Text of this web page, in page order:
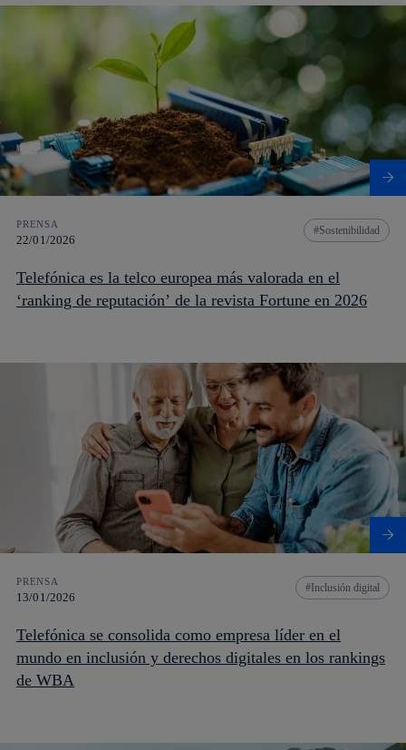
PRENSA
22/01/2026
Sostenibilidad
Telefónica es la telco europea más valorada en el
‘ranking de reputación’ de la revista Fortune en 2026
PRENSA
13/01/2026
Inclusión digital
Telefónica se consolida como empresa líder en el
mundo en inclusión y derechos digitales en los rankings
de WBA